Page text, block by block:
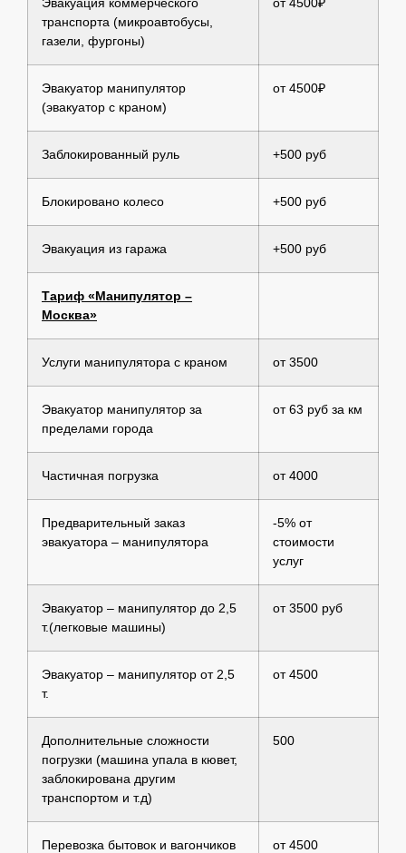
транспорта (микроавтобусы,
газели, фургоны)
Эвакуатор манипулятор
(эвакуатор с краном)
от 4500₽
Заблокированный руль +500 руб
Блокировано колесо +500 руб
Эвакуация из гаража +500 руб
Тариф «Манипулятор –
Москва»
Услуги манипулятора с краном от 3500
Эвакуатор манипулятор за
пределами города
от 63 руб за км
Частичная погрузка от 4000
Предварительный заказ
эвакуатора – манипулятора
-5% от
стоимости
услуг
Эвакуатор – манипулятор до 2,5
т.(легковые машины)
от 3500 руб
Эвакуатор – манипулятор от 2,5
т.
от 4500
Дополнительные сложности
погрузки (машина упала в кювет,
заблокирована другим
транспортом и т.д)
500
Перевозка бытовок и вагончиков от 4500